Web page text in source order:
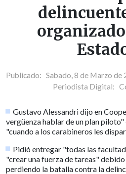
Publicado: Sabado, 8 de Marzo de
Periodista Digital:
Gustavo Alessandri dijo en
vergüenza hablar de un plan
"cuando a los carabineros les
Pidió entregar "todas las
"crear una fuerza de tareas"
perdiendo la batalla contra la